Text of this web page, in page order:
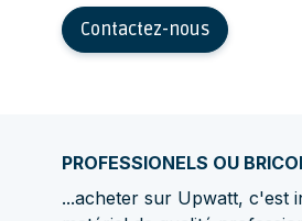
Contactez-nous
PROFESSIONELS OU
...acheter sur Upwatt, c'est